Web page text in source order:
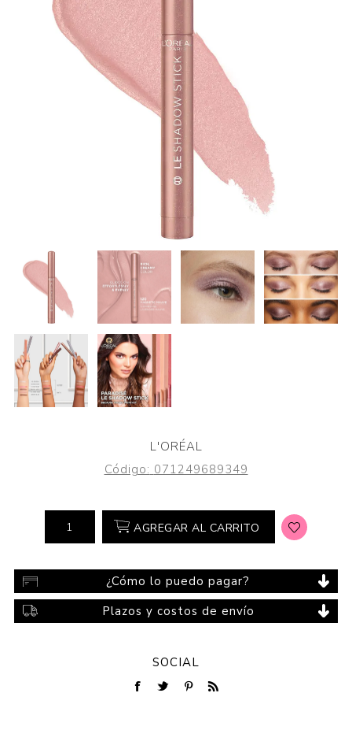
L'ORÉAL
Código: 071249689349
AGREGAR AL CARRITO
¿Cómo lo puedo pagar?
Plazos y costos de envío
SOCIAL